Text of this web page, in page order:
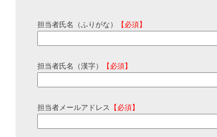
担当者氏名（ふりがな） 【必須】
担当者氏名（漢字） 【必須】
担当者メールアドレス 【必須】